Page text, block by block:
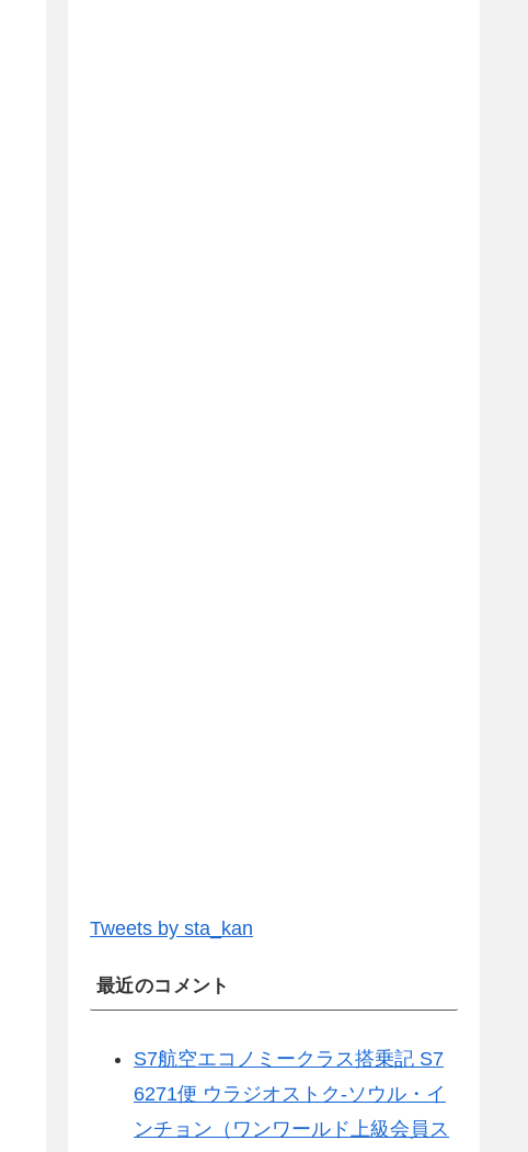
Tweets by sta_kan
最近のコメント
S7航空エコノミークラス搭乗記 S7
6271便 ウラジオストク-ソウル・イ
ンチョン（ワンワールド上級会員ス